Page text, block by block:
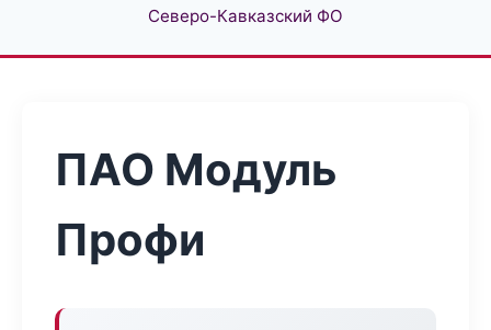
Северо-Кавказский ФО
ПАО Модуль
Профи